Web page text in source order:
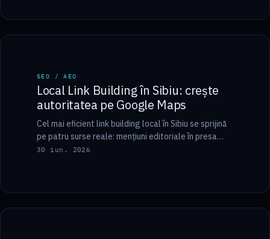
SEO / AEO
8 min
SEO / AEO
Local Link Building în Sibiu: crește
autoritatea pe Google Maps
Cel mai eficient link building local în Sibiu se sprijină
pe patru surse reale: mențiuni editoriale în presa
locală (Turnul Sfatului, Ora…
30 iun. 2026
7 min